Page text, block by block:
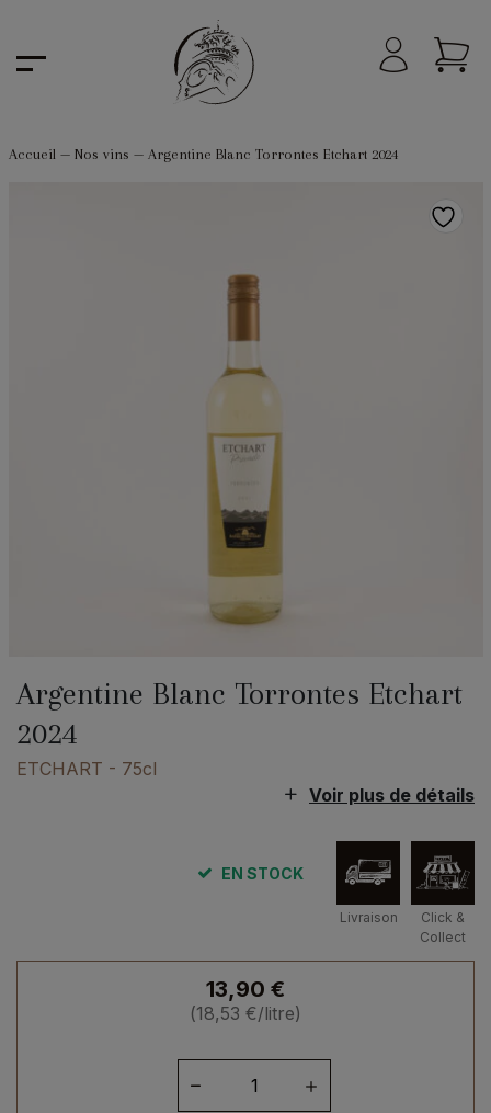
Accueil— Nos vins — Argentine Blanc Torrontes Etchart 2024
Argentine Blanc Torrontes Etchart
2024
ETCHART - 75cl
Voir plus de détails
EN STOCK
Livraison
Click &
Collect
13,90 €
(18,53 €/litre)